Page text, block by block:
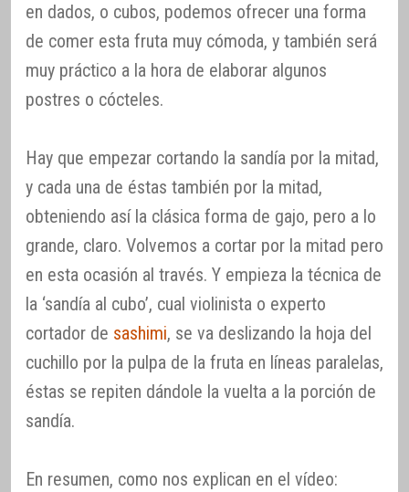
en dados, o cubos, podemos ofrecer una forma
de comer esta fruta muy cómoda, y también será
muy práctico a la hora de elaborar algunos
postres o cócteles.
Hay que empezar cortando la sandía por la mitad,
y cada una de éstas también por la mitad,
obteniendo así la clásica forma de gajo, pero a lo
grande, claro. Volvemos a cortar por la mitad pero
en esta ocasión al través. Y empieza la técnica de
la ‘sandía al cubo’, cual violinista o experto
cortador de sashimi, se va deslizando la hoja del
cuchillo por la pulpa de la fruta en líneas paralelas,
éstas se repiten dándole la vuelta a la porción de
sandía.
En resumen, como nos explican en el vídeo: